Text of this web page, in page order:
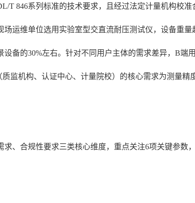
846系列标准的技术要求，且经过法定计量机构校准
运维单位选用实验室型交直流耐压测试仪，设备重
备的30%左右。针对不同用户主体的需求差异，B端
监机构、认证中心、计量院校）的核心需求为测量精
、合规性要求三类核心维度，重点关注6项关键参数